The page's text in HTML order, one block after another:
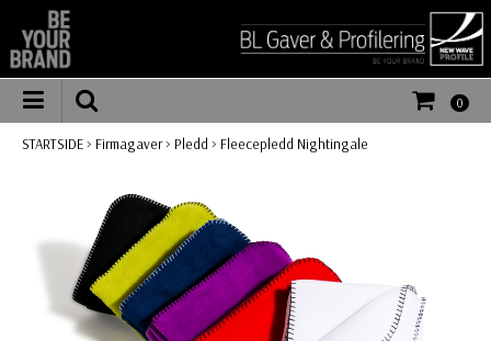
0
STARTSIDE> Firmagaver> Pledd > Fleecepledd Nightingale